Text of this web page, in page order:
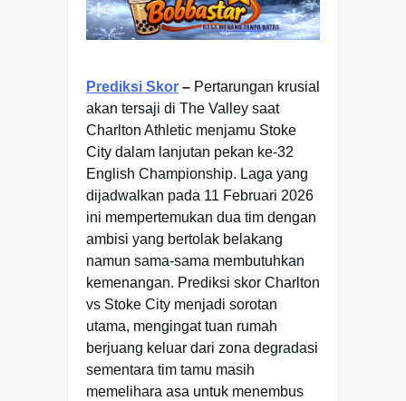
Prediksi Skor – Pertarungan krusial
akan tersaji di The Valley saat
Charlton Athletic menjamu Stoke
City dalam lanjutan pekan ke-32
English Championship. Laga yang
dijadwalkan pada 11 Februari 2026
ini mempertemukan dua tim dengan
ambisi yang bertolak belakang
namun sama-sama membutuhkan
kemenangan. Prediksi skor Charlton
vs Stoke City menjadi sorotan
utama, mengingat tuan rumah
berjuang keluar dari zona degradasi
sementara tim tamu masih
memelihara asa untuk menembus